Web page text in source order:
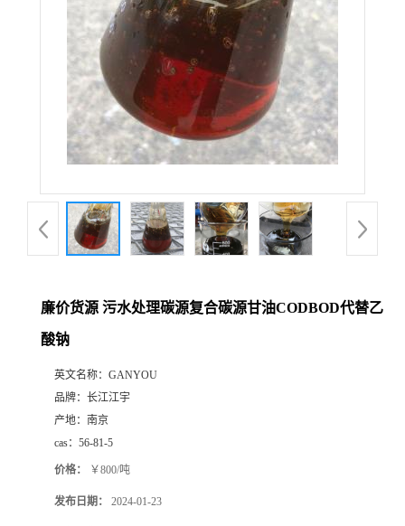
廉价货源 污水处理碳源复合碳源甘油CODBOD代替乙
酸钠
英文名称： GANYOU
品牌： 长江江宇
产地： 南京
cas： 56-81-5
价格： ￥800/吨
发布日期： 2024-01-23